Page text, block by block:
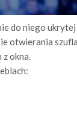
do niego
otwierania
z okna.